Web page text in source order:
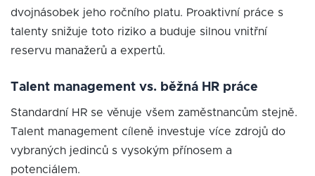
dvojnásobek jeho ročního platu. Proaktivní práce s
talenty snižuje toto riziko a buduje silnou vnitřní
reservu manažerů a expertů.
Talent management vs. běžná HR práce
Standardní HR se věnuje všem zaměstnancům stejně.
Talent management cíleně investuje více zdrojů do
vybraných jedinců s vysokým přínosem a
potenciálem.